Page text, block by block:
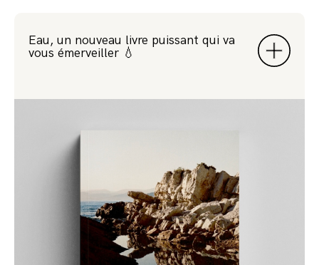
Eau, un nouveau livre puissant qui va
vous émerveiller 💧